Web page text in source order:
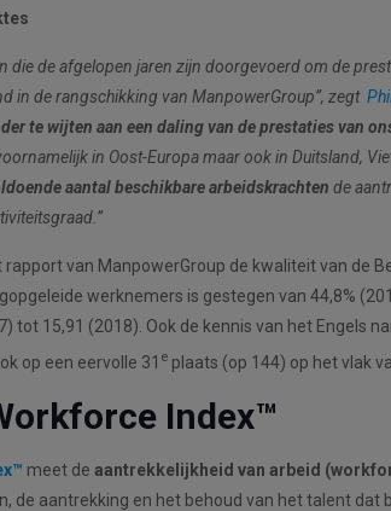
die de afgelopen jaren zijn doorgevoerd om de
in de rangschikking van ManpowerGroup”, zegt
te wijten aan een daling van de prestaties van
in Oost-Europa maar ook in Duitsland,
aantal beschikbare arbeidskrachten de
van ManpowerGroup de kwaliteit van de
werknemers is gestegen van 44,8%
tot 15,91 (2018). Ook de kennis van het Engels
op een eervolle 31 e plaats (op 144) op het vlak
Index™
meet deaantrekkelijkheid van arbeid
de aantrekking en het behoud van het talent dat